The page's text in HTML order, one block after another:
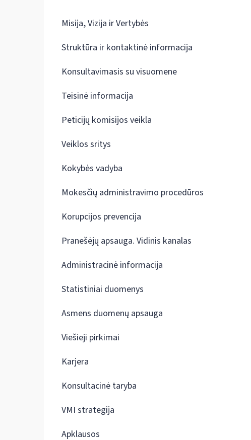
Misija, Vizija ir Vertybės
Struktūra ir kontaktinė informacija
Konsultavimasis su visuomene
Teisinė informacija
Peticijų komisijos veikla
Veiklos sritys
Kokybės vadyba
Mokesčių administravimo procedūros
Korupcijos prevencija
Pranešėjų apsauga. Vidinis kanalas
Administracinė informacija
Statistiniai duomenys
Asmens duomenų apsauga
Viešieji pirkimai
Karjera
Konsultacinė taryba
VMI strategija
Apklausos